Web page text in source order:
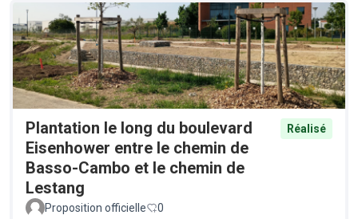
Plantation le long du boulevard
Eisenhower entre le chemin de
Basso-Cambo et le chemin de
Lestang
Réalisé
Proposition officielle 0